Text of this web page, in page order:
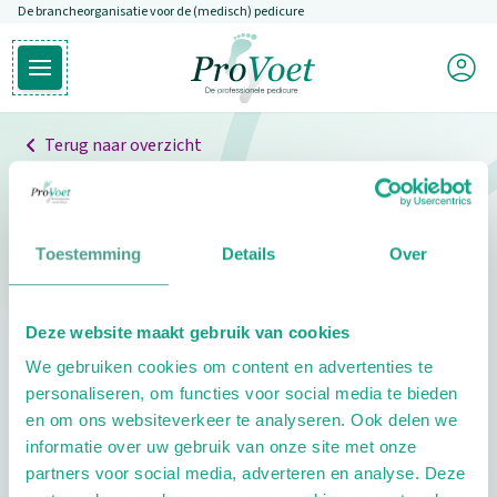
Toestemming Details Over
Deze website maakt gebruik van cookies
We gebruiken cookies om content en advertenties te
personaliseren, om functies voor social media te bieden
en om ons websiteverkeer te analyseren. Ook delen we
informatie over uw gebruik van onze site met onze
partners voor social media, adverteren en analyse. Deze
Overslaan en naar de inhoud gaan
De brancheorganisatie voor de (medisch) pedicure
Open hoofdmenu
Ga naar de homepagina
Mijn
Terug naar overzicht
Professionals
Pedicure niet gevonden
pedicure.